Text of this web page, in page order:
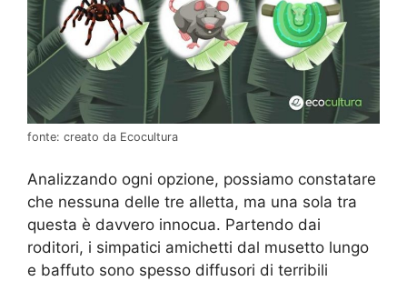
fonte: creato da Ecocultura
Analizzando ogni opzione, possiamo constatare
che nessuna delle tre alletta, ma una sola tra
questa è davvero innocua. Partendo dai
roditori, i simpatici amichetti dal musetto lungo
e baffuto sono spesso diffusori di terribili